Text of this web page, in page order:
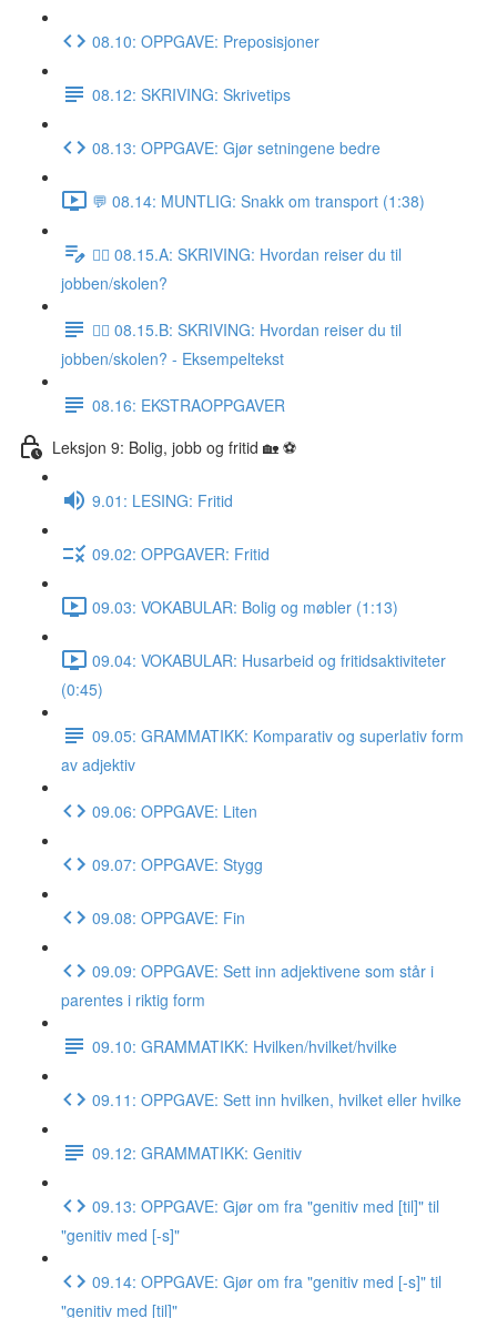
08.10: OPPGAVE: Preposisjoner
08.12: SKRIVING: Skrivetips
08.13: OPPGAVE: Gjør setningene bedre
💬 08.14: MUNTLIG: Snakk om transport (1:38)
✍🏼 08.15.A: SKRIVING: Hvordan reiser du til
jobben/skolen?
✍🏼 08.15.B: SKRIVING: Hvordan reiser du til
jobben/skolen? - Eksempeltekst
08.16: EKSTRAOPPGAVER
Leksjon 9: Bolig, jobb og fritid 🏡 ⚽️
9.01: LESING: Fritid
09.02: OPPGAVER: Fritid
09.03: VOKABULAR: Bolig og møbler (1:13)
09.04: VOKABULAR: Husarbeid og fritidsaktiviteter
(0:45)
09.05: GRAMMATIKK: Komparativ og superlativ form
av adjektiv
09.06: OPPGAVE: Liten
09.07: OPPGAVE: Stygg
09.08: OPPGAVE: Fin
09.09: OPPGAVE: Sett inn adjektivene som står i
parentes i riktig form
09.10: GRAMMATIKK: Hvilken/hvilket/hvilke
09.11: OPPGAVE: Sett inn hvilken, hvilket eller hvilke
09.12: GRAMMATIKK: Genitiv
09.13: OPPGAVE: Gjør om fra "genitiv med [til]" til
"genitiv med [-s]"
09.14: OPPGAVE: Gjør om fra "genitiv med [-s]" til
"genitiv med [til]"